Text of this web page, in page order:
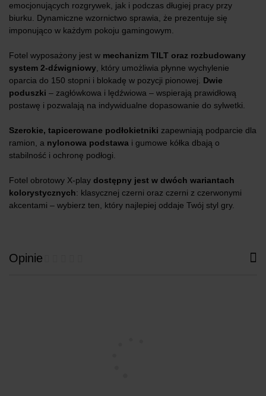
emocjonujących rozgrywek, jak i podczas długiej pracy przy
biurku. Dynamiczne wzornictwo sprawia, że prezentuje się
imponująco w każdym pokoju gamingowym.
Fotel wyposażony jest w mechanizm TILT oraz rozbudowany
system 2-dźwigniowy , który umożliwia płynne wychylenie
oparcia do 150 stopni i blokadę w pozycji pionowej. Dwie
poduszki – zagłówkowa i lędźwiowa – wspierają prawidłową
postawę i pozwalają na indywidualne dopasowanie do sylwetki.
Szerokie, tapicerowane podłokietniki zapewniają podparcie dla
ramion, a nylonowa podstawa i gumowe kółka dbają o
stabilność i ochronę podłogi.
Fotel obrotowy X-play dostępny jest w dwóch wariantach
kolorystycznych: klasycznej czerni oraz czerni z czerwonymi
akcentami – wybierz ten, który najlepiej oddaje Twój styl gry.
Opinie